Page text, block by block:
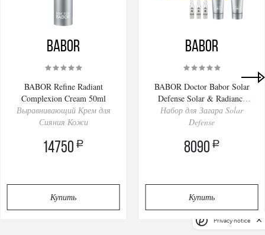
BABOR
BABOR Refine Radiant
Complexion Cream 50ml
Выравнивающий Крем для
Сияния Кожи
14750 a
Купить
BABOR
BABOR Doctor Babor Solar
Defense Solar & Radiance
Routine Set
Набор для Загара Solar
Defense
8090 a
Купить
Privacy notice